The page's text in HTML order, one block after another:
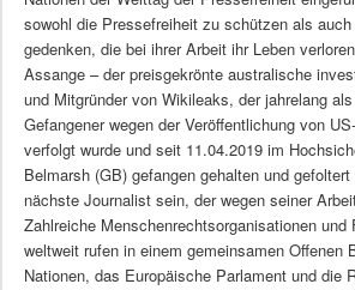
sowohl die Pressefreiheit zu schützen als
gedenken, die bei ihrer Arbeit ihr Leben
Assange – der preisgekrönte australische
und Mitgründer von Wikileaks, der jahrelang
Gefangener wegen der Veröffentlichung von
verfolgt wurde und seit 11.04.2019 im
Belmarsh (GB) gefangen gehalten und
nächste Journalist sein, der wegen seiner
Zahlreiche Menschenrechtsorganisationen und
weltweit rufen in einem gemeinsamen Offenen
Nationen, das Europäische Parlament und die